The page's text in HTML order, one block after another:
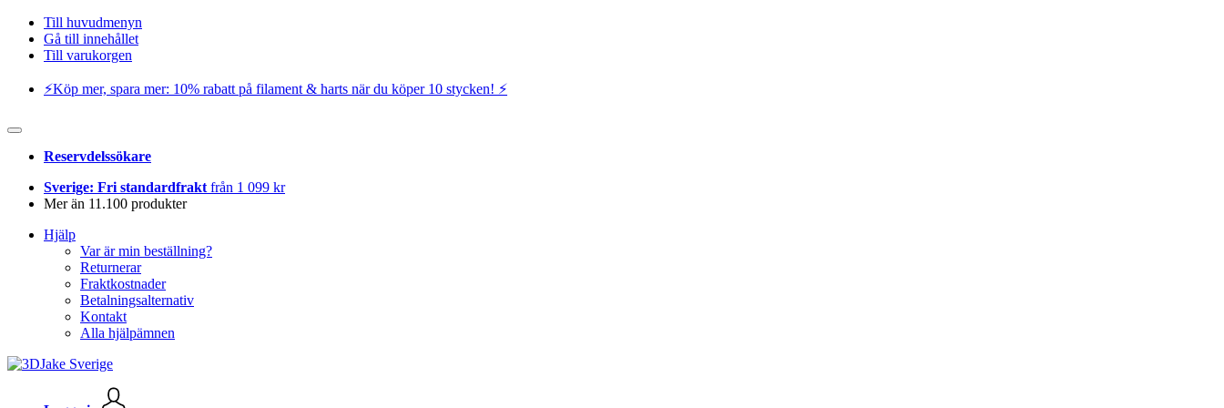
Till huvudmenyn
Gå till innehållet
Till varukorgen
⚡️Köp mer, spara mer: 10% rabatt på filament & harts när du köper 10 stycken! ⚡️
Reservdelssökare
Sverige: Fri standardfrakt från 1 099 kr
Mer än 11.100 produkter
Hjälp
Var är min beställning?
Returnerar
Fraktkostnader
Betalningsalternativ
Kontakt
Alla hjälpämnen